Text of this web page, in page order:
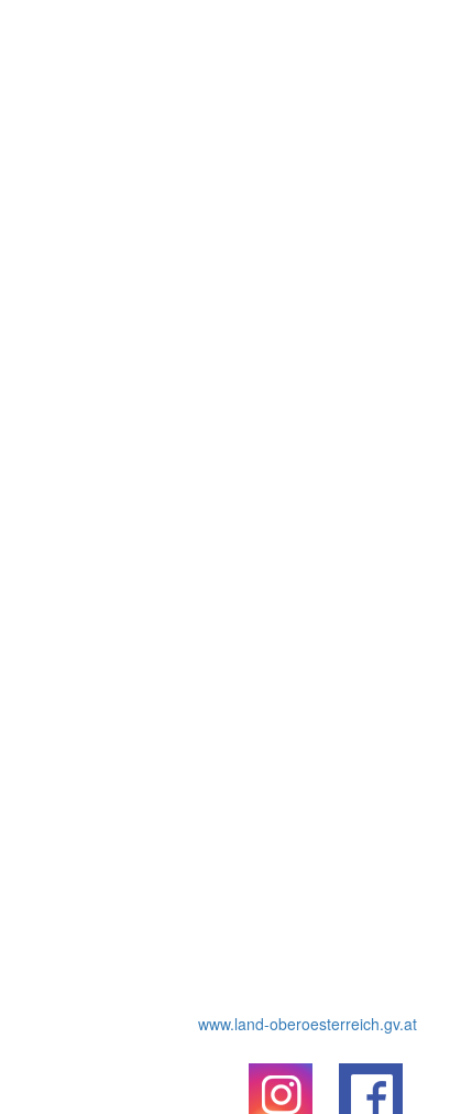
www.land-oberoesterreich.gv.at